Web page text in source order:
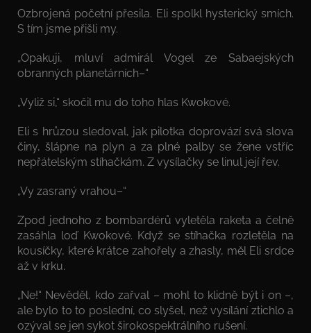
Ozbrojená početní přesila. Eli spolkl hysterický smích.
S tím jsme přišli my.
„Opakuji, mluví admirál Vogel ze Sabaejských
obranných planetárních–“
„Vyliž si,“ skočil mu do toho hlas Kwokové.
Eli s hrůzou sledoval, jak pilotka doprovází svá slova
činy, šlápne na plyn a za plné palby se žene vstříc
nepřátelským stíhačkám. Z vysílačky se linul její řev.
„Vy zasraný vrahou–“
Zpod jednoho z bombardérů vyletěla raketa a čelně
zasáhla loď Kwokové. Když se stíhačka rozletěla na
kousíčky, které krátce zahořely a zhasly, měl Eli srdce
až v krku.
„Ne!“ Nevěděl, kdo zařval – mohl to klidně být i on –,
ale bylo to to poslední, co slyšel, než vysílání ztichlo a
ozýval se jen sykot širokospektrálního rušení.